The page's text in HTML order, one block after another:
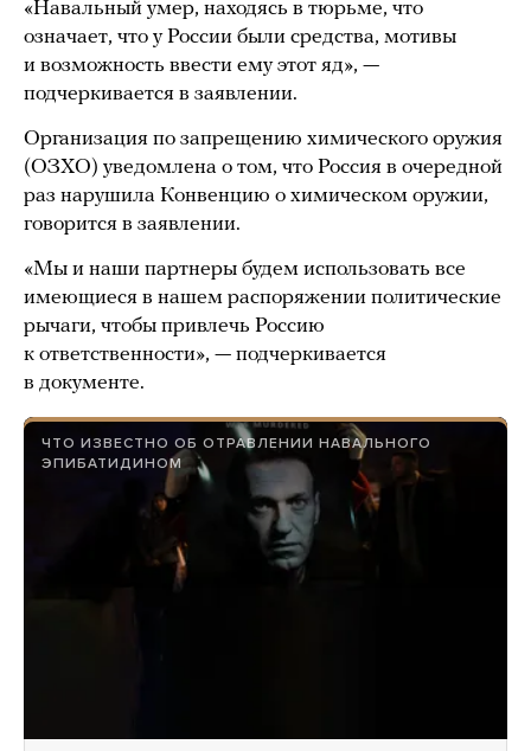
«Навальный умер, находясь в тюрьме, что
означает, что у России были средства, мотивы
и возможность ввести ему этот яд», —
подчеркивается в заявлении.
Организация по запрещению химического оружия
(ОЗХО) уведомлена о том, что Россия в очередной
раз нарушила Конвенцию о химическом оружии,
говорится в заявлении.
«Мы и наши партнеры будем использовать все
имеющиеся в нашем распоряжении политические
рычаги, чтобы привлечь Россию
к ответственности», — подчеркивается
в документе.
ЧТО ИЗВЕСТНО ОБ ОТРАВЛЕНИИ НАВАЛЬНОГО
ЭПИБАТИДИНОМ